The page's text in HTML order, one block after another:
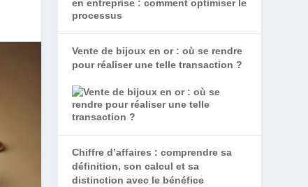
Vente de bijoux en or : où se rendre
pour réaliser une telle transaction ?
Chiffre d’affaires : comprendre sa
définition, son calcul et sa
distinction avec le bénéfice